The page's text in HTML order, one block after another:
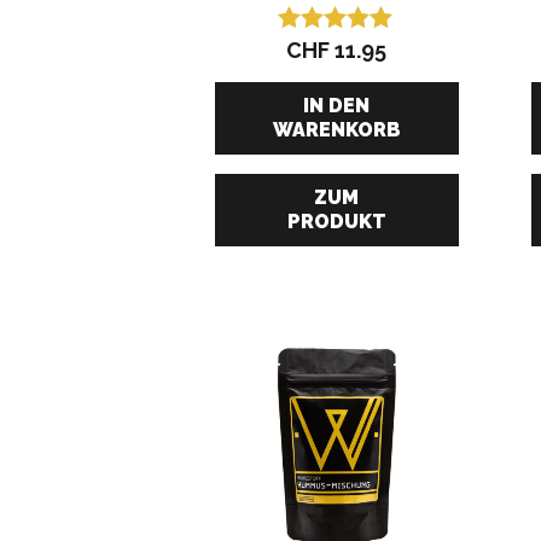
Bewertet mit
von 5
CHF11.95
IN DEN
WARENKORB
ZUM
PRODUKT